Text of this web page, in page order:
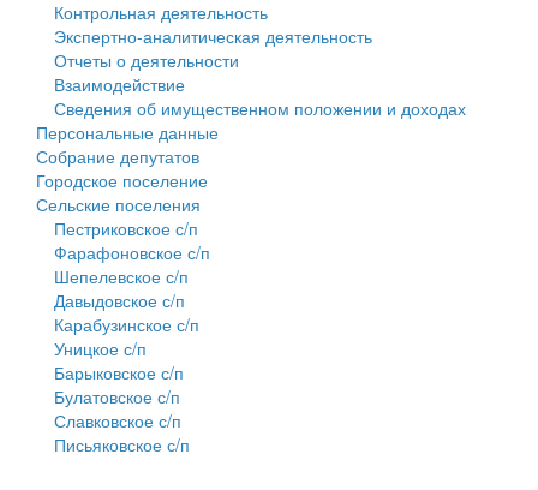
Сельские поселения
Контрольная деятельность
Экспертно-аналитическая деятельность
Отчеты о деятельности
Взаимодействие
Сведения об имущественном положении и доходах
Персональные данные
Собрание депутатов
Городское поселение
Сельские поселения
Пестриковское с/п
Фарафоновское с/п
Шепелевское с/п
Давыдовское с/п
Карабузинское с/п
Уницкое с/п
Барыковское с/п
Булатовское с/п
Славковское с/п
Письяковское с/п